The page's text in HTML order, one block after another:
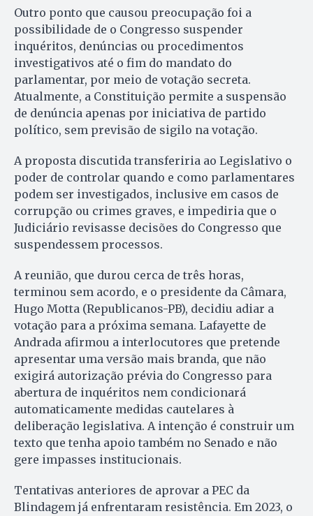
Outro ponto que causou preocupação foi a
possibilidade de o Congresso suspender
inquéritos, denúncias ou procedimentos
investigativos até o fim do mandato do
parlamentar, por meio de votação secreta.
Atualmente, a Constituição permite a suspensão
de denúncia apenas por iniciativa de partido
político, sem previsão de sigilo na votação.
A proposta discutida transferiria ao Legislativo o
poder de controlar quando e como parlamentares
podem ser investigados, inclusive em casos de
corrupção ou crimes graves, e impediria que o
Judiciário revisasse decisões do Congresso que
suspendessem processos.
A reunião, que durou cerca de três horas,
terminou sem acordo, e o presidente da Câmara,
Hugo Motta (Republicanos-PB), decidiu adiar a
votação para a próxima semana. Lafayette de
Andrada afirmou a interlocutores que pretende
apresentar uma versão mais branda, que não
exigirá autorização prévia do Congresso para
abertura de inquéritos nem condicionará
automaticamente medidas cautelares à
deliberação legislativa. A intenção é construir um
texto que tenha apoio também no Senado e não
gere impasses institucionais.
Tentativas anteriores de aprovar a PEC da
Blindagem já enfrentaram resistência. Em 2023, o